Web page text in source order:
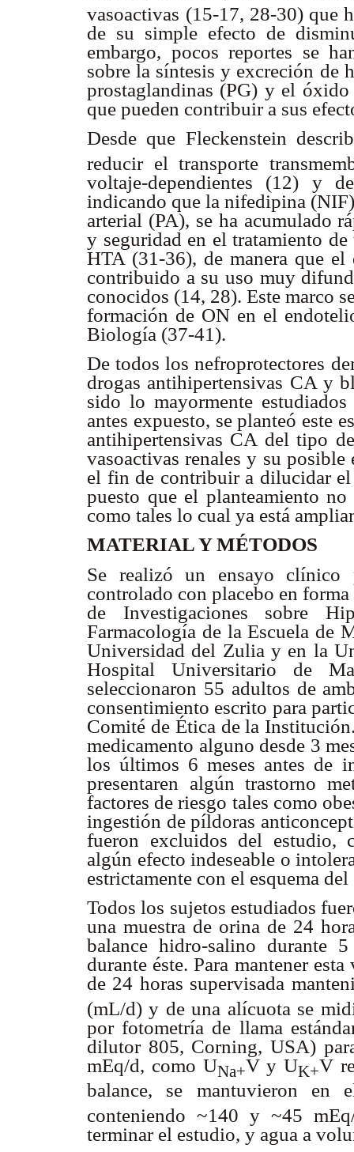
vasoactivas (15-17, 28-30) que
de su simple efecto de
embargo, pocos reportes se
sobre la síntesis y excreción de
prostaglandinas (PG) y el
que pueden contribuir a sus
Desde que Fleckenstein
reducir el transporte
voltaje-dependientes (12) y
indicando que la nifedipina
arterial (PA), se ha acumulado
y seguridad en el tratamiento
HTA (31-36), de manera que
contribuido a su uso muy
conocidos (14, 28). Este marco
formación de ON en el
Biología (37-41).
De todos los nefroprotectores
drogas antihipertensivas CA y
sido lo mayormente
antes expuesto, se planteó este
antihipertensivas CA del tipo
vasoactivas renales y su
el fin de contribuir a dilucidar
puesto que el planteamiento
como tales lo cual ya está
MATERIAL Y MÉTODOS
Se realizó un ensayo clínico
controlado con placebo en
de Investigaciones sobre
Farmacología de la Escuela de
Universidad del Zulia y en la
Hospital Universitario de
seleccionaron 55 adultos de
consentimiento escrito para
Comité de Ética de la
medicamento alguno desde 3
los últimos 6 meses antes de
presentaren algún trastorno
factores de riesgo tales como
ingestión de píldoras
fueron excluidos del estudio,
algún efecto indeseable o
estrictamente con el esquema
Todos los sujetos estudiados
una muestra de orina de 24
balance hidro-salino durante
durante éste. Para mantener
de 24 horas supervisada
(mL/d) y de una alícuota se
por fotometría de llama
dilutor 805, Corning, USA)
mEq/d, como UNa+V y UK+V
balance, se mantuvieron en
conteniendo ~140 y ~45
terminar el estudio, y agua a